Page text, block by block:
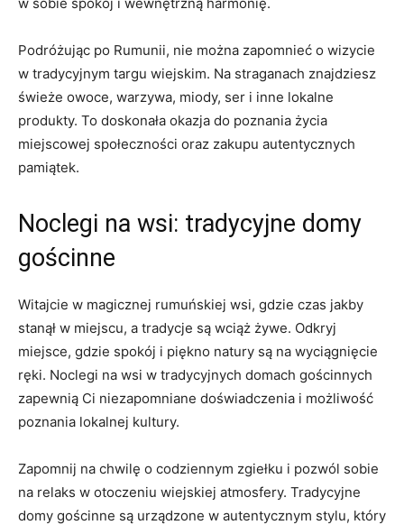
Podróżując po ​Rumunii, nie można zapomnieć ​o wizycie
w‌ tradycyjnym targu⁤ wiejskim. Na straganach znajdziesz
świeże owoce, warzywa, miody, ser i inne lokalne
produkty. To doskonała okazja do poznania życia
miejscowej społeczności oraz zakupu autentycznych
pamiątek.
Noclegi na ⁣wsi: tradycyjne domy
gościnne
Witajcie w magicznej rumuńskiej wsi, gdzie czas jakby
stanął w miejscu, a tradycje są wciąż żywe. Odkryj⁤
miejsce, gdzie spokój i piękno natury są​ na wyciągnięcie
ręki. Noclegi⁣ na wsi w ‍tradycyjnych domach gościnnych⁢
zapewnią ‌Ci niezapomniane doświadczenia i możliwość
poznania lokalnej kultury.
Zapomnij ​na ‍chwilę o codziennym zgiełku ⁢i pozwól sobie ​
na relaks w ​otoczeniu wiejskiej atmosfery. Tradycyjne
domy gościnne są ⁤urządzone w ⁣autentycznym stylu, który